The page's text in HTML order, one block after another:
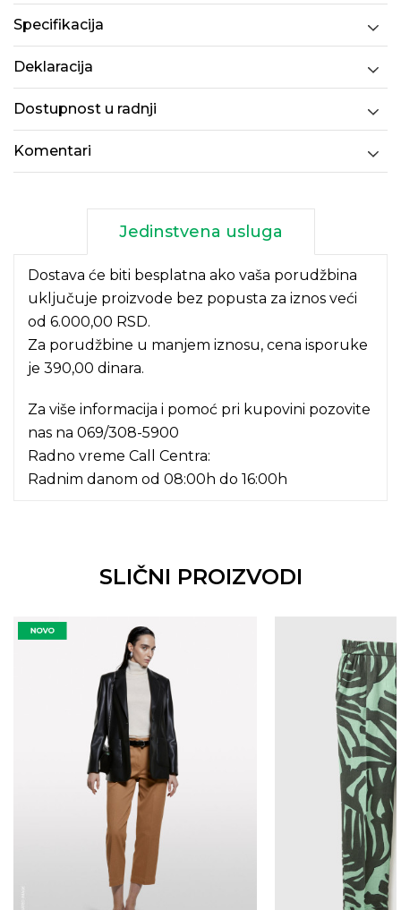
Specifikacija
Deklaracija
Dostupnost u radnji
Komentari
Jedinstvena usluga
Dostava će biti besplatna ako vaša porudžbina
uključuje proizvode bez popusta za iznos veći
od 6.000,00 RSD.
Za porudžbine u manjem iznosu, cena isporuke
je 390,00 dinara.
Za više informacija i pomoć pri kupovini pozovite
nas na 069/308-5900
Radno vreme Call Centra:
Radnim danom od 08:00h do 16:00h
SLIČNI PROIZVODI